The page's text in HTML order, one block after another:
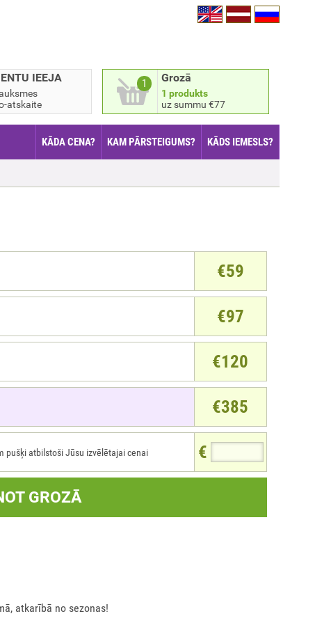
1 Grozā
1 produkts
uz summu €77
IEEJA
atskaite
KĀDA CENA? KAM PĀRSTEIGUMS? KĀDS IEMESLS?
€59
€97
€120
€385
€
pušķi atbilstoši Jūsu izvēlētajai cenai
GROZĀ
atkarībā no sezonas!